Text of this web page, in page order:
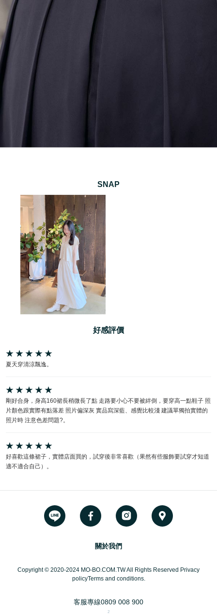
SNAP
好感評價
夏天穿清涼飄逸。
剛好合身，身高160裙長稍微長了點 走路要小心不要被絆倒，要穿高一點鞋子 照
片顏色跟實際有點落差 照片偏深灰 實品寫深藍、感覺比較淺 建議單獨拍實體的
照片時 注意色差問題?。
好喜歡這條裙子，實體店面買的，試穿後非常喜歡（果然有些服飾要試穿才知道
適不適合自己）。
關於我們
Copyright © 2020-2024 MO-BO.COM.TW All Rights Reserved Privacy
policyTerms and conditions.
客服專線0809 008 900
2